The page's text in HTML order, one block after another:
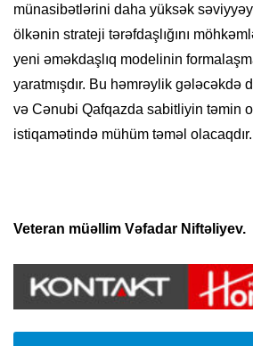
münasibətlərini daha yüksək
ölkənin strateji tərəfdaşlığını
yeni əməkdaşlıq modelinin
yaratmışdır. Bu həmrəylik gələcəkdə
və Cənubi Qafqazda sabitliyin təmin
istiqamətində mühüm təməl olacaqdır.
Veteran müəllim Vəfadar Niftəliyev.